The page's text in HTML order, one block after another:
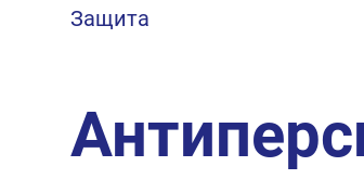
Защита